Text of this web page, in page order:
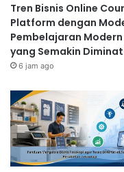
Tren Bisnis Online
Platform dengan
Pembelajaran Modern
yang Semakin
6 jam ago